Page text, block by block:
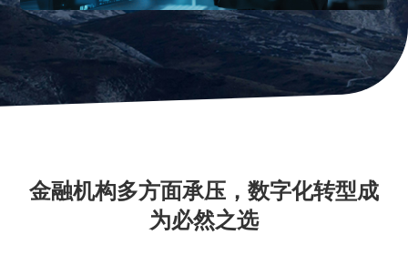
金融机构多方面承压，数字化转型成
为必然之选